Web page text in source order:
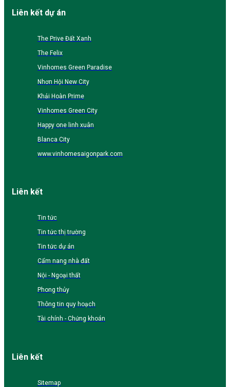
Liên kết dự án
The Prive Đất Xanh
The Felix
Vinhomes Green Paradise
Nhơn Hội New City
Khải Hoàn Prime
Vinhomes Green City
Happy one linh xuân
Blanca City
www.vinhomesaigonpark.com
Liên kết
Tin tức
Tin tức thị trường
Tin tức dự án
Cẩm nang nhà đất
Nội - Ngoại thất
Phong thủy
Thông tin quy hoạch
Tài chính - Chứng khoán
Liên kết
Sitemap